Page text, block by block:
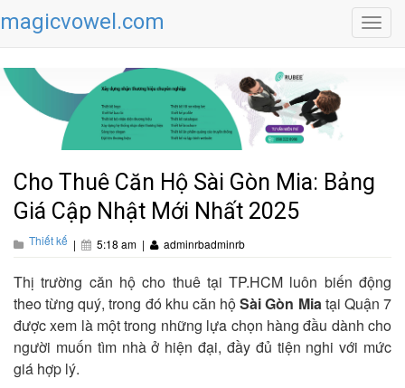
magicvowel.com
Cho Thuê Căn Hộ Sài Gòn Mia: Bảng
Giá Cập Nhật Mới Nhất 2025
Thiết kế | 5:18 am | adminrbadminrb
Thị trường căn hộ cho thuê tại TP.HCM luôn biến động
theo từng quý, trong đó khu căn hộSài Gòn Miatại Quận 7
được xem là một trong những lựa chọn hàng đầu dành cho
người muốn tìm nhà ở hiện đại, đầy đủ tiện nghi với mức
giá hợp lý.